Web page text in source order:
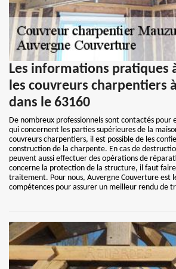
Les informations pratiques
les couvreurs charpentiers
dans le 63160
De nombreux professionnels sont contactés pour
qui concernent les parties supérieures de la
couvreurs charpentiers, il est possible de les
construction de la charpente. En cas de
peuvent aussi effectuer des opérations de
concerne la protection de la structure, il faut
traitement. Pour nous, Auvergne Couverture est
compétences pour assurer un meilleur rendu de